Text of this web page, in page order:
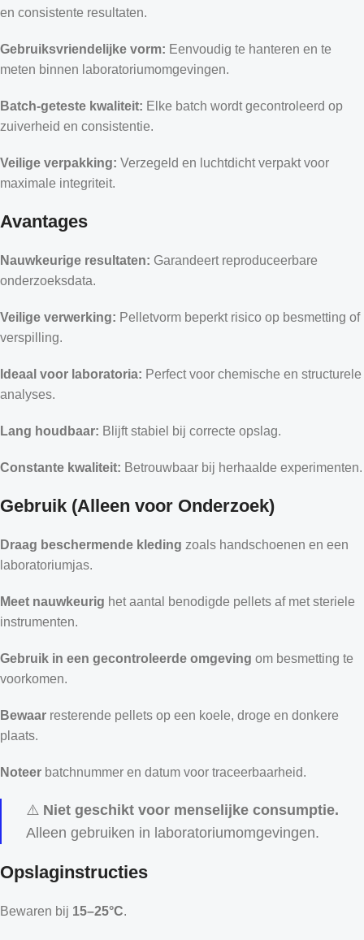
en consistente resultaten.
Gebruiksvriendelijke vorm: Eenvoudig te hanteren en te
meten binnen laboratoriumomgevingen.
Batch-geteste kwaliteit: Elke batch wordt gecontroleerd op
zuiverheid en consistentie.
Veilige verpakking: Verzegeld en luchtdicht verpakt voor
maximale integriteit.
Avantages
Nauwkeurige resultaten: Garandeert reproduceerbare
onderzoeksdata.
Veilige verwerking: Pelletvorm beperkt risico op besmetting of
verspilling.
Ideaal voor laboratoria: Perfect voor chemische en structurele
analyses.
Lang houdbaar: Blijft stabiel bij correcte opslag.
Constante kwaliteit: Betrouwbaar bij herhaalde experimenten.
Gebruik (Alleen voor Onderzoek)
Draag beschermende kleding zoals handschoenen en een
laboratoriumjas.
Meet nauwkeurig het aantal benodigde pellets af met steriele
instrumenten.
Gebruik in een gecontroleerde omgeving om besmetting te
voorkomen.
Bewaar resterende pellets op een koele, droge en donkere
plaats.
Noteer batchnummer en datum voor traceerbaarheid.
⚠️ Niet geschikt voor menselijke consumptie.
Alleen gebruiken in laboratoriumomgevingen.
Opslaginstructies
Bewaren bij 15–25°C.